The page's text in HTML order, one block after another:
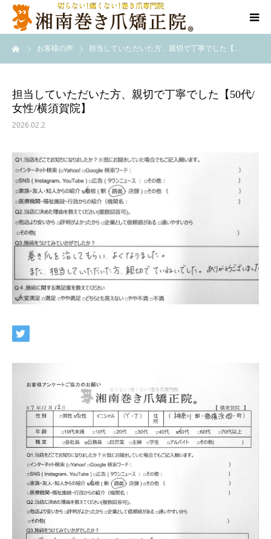
お客様の声 担当していただいた方、親切で丁寧でした【…
担当していただいた方、親切で丁寧でした【50代/
女性/横須賀院】
2026.02.2
当院について
料金/メニュー
店舗一覧
施術事例
訪問施術
ブログ/SNS
ネット予約